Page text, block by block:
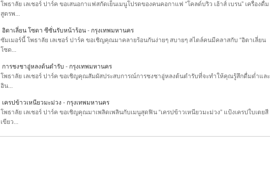
โพธาลัย เลเชอร์ ปาร์ค ขอเสนอกาแฟสกัดเย็นเมนูโปรดของคนคอกาแฟ “โคลด์บริว เฮ้าส์ เบรน” เครื่องดื่ม
สูตรพ...
อิตาเลี่ยน โซดา ซีซั่นรับหน้าร้อน- กรุงเทพมหานคร
ซัมเมอร์นี้ โพธาลัย เลเชอร์ ปาร์ค ขอเชิญคุณมาคลายร้อนกันง่ายๆ สบายๆ สไตล์คนมีคลาสกับ “อิตาเลี่ยน
โซด...
การชงชาอู่หลงต้นตำรับ - กรุงเทพมหานคร
โพธาลัย เลเชอร์ ปาร์ค ขอเชิญคุณสัมผัสประสบการณ์การชงชาอู่หลงต้นตำรับที่จะทำให้คุณรู้สึกดื่มด่ำและ
อิน...
เครปข้าวเหนียวมะม่วง - กรุงเทพมหานคร
โพธาลัย เลเชอร์ ปาร์ค ขอเชิญคุณมาเพลิดเพลินกับเมนูสุดฟิน “เครปข้าวเหนียวมะม่วง” แป้งเครปใบเตยสี
เขียว...